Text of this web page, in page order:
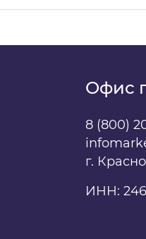
Офис
8 (800)
г.
ИНН: